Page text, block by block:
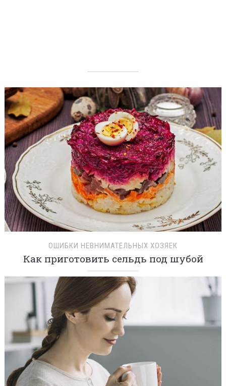
ОШИБКИ НЕВНИМАТЕЛЬНЫХ ХОЗЯЕК
Как приготовить сельдь под шубой